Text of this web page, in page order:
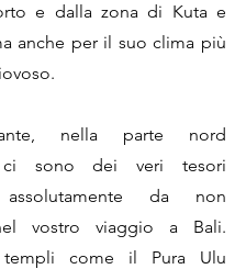
e dalla zona di Kuta e
anche per il suo clima più
nella parte nord
ci sono dei veri tesori
assolutamente da non
vostro viaggio a Bali.
templi come il Pura Ulu